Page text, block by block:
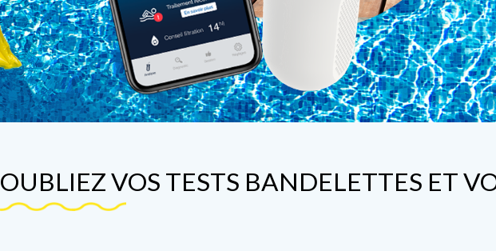
OUBLIEZ VOS TESTS BANDELETTES ET